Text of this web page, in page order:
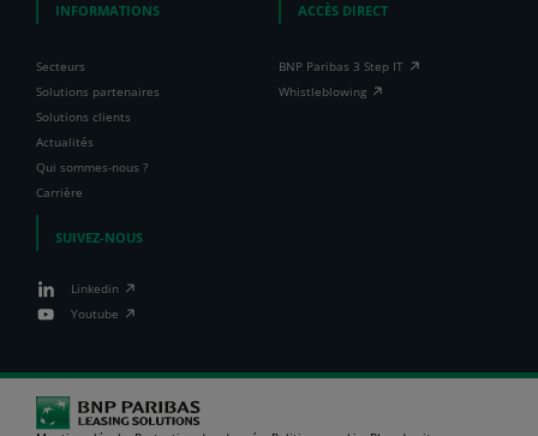
INFORMATIONS
Secteurs
Solutions partenaires
Solutions clients
Actualités
Qui sommes-nous ?
Carrière
ACCÈS DIRECT
BNP Paribas 3 Step IT
Whistleblowing
SUIVEZ-NOUS
Linkedin
Youtube